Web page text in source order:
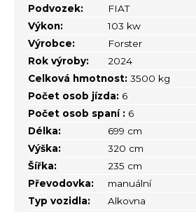
Podvozek:
FIAT
Výkon:
103 kw
Výrobce:
Forster
Rok výroby:
2024
Celková hmotnost: 3500 kg
Počet osob jízda: 6
Počet osob spaní : 6
Délka:
699 cm
Výška:
320 cm
Šířka:
235 cm
Převodovka:
manuální
Typ vozidla:
Alkovna